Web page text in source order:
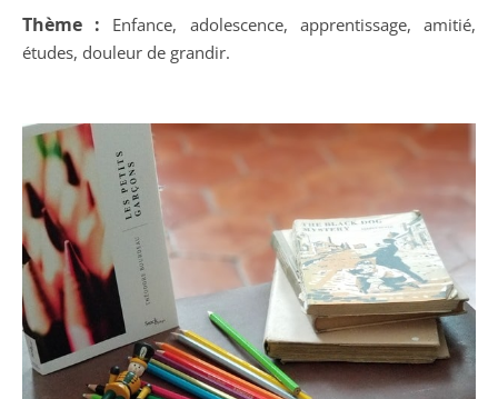
Thème : Enfance, adolescence, apprentissage, amitié,
études, douleur de grandir.